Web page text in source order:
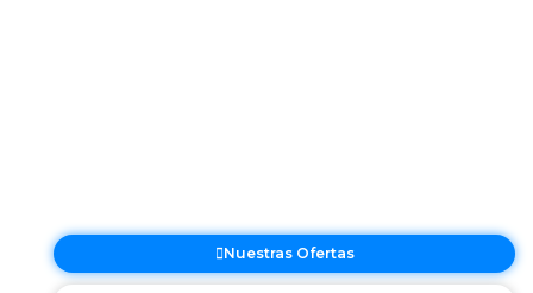
Nuestras Ofertas